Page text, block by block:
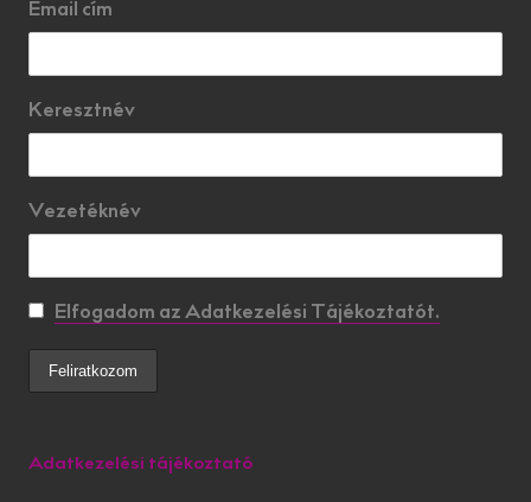
Email cím
Keresztnév
Vezetéknév
Elfogadom az Adatkezelési Tájékoztatót.
Adatkezelési tájékoztató